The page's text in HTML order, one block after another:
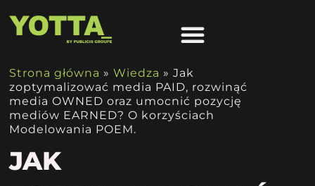
Strona główna »Wiedza »Jak
zoptymalizować media PAID, rozwinąć
media OWNED oraz umocnić pozycję
mediów EARNED? O korzyściach
Modelowania POEM.
JAK